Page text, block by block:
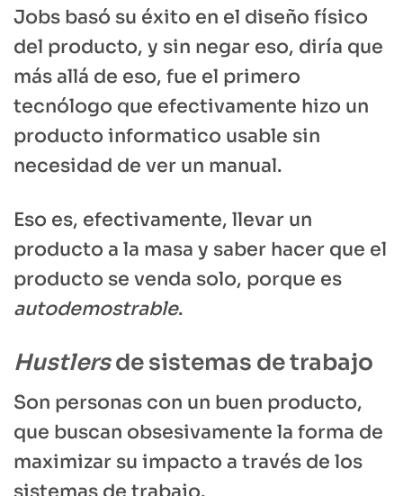
Jobs basó su éxito en el diseño físico
del producto, y sin negar eso, diría que
más allá de eso, fue el primero
tecnólogo que efectivamente hizo un
producto informatico usable sin
necesidad de ver un manual.
Eso es, efectivamente, llevar un
producto a la masa y saber hacer que el
producto se venda solo, porque es
autodemostrable.
Hustlersde sistemas de trabajo
Son personas con un buen producto,
que buscan obsesivamente la forma de
maximizar su impacto a través de los